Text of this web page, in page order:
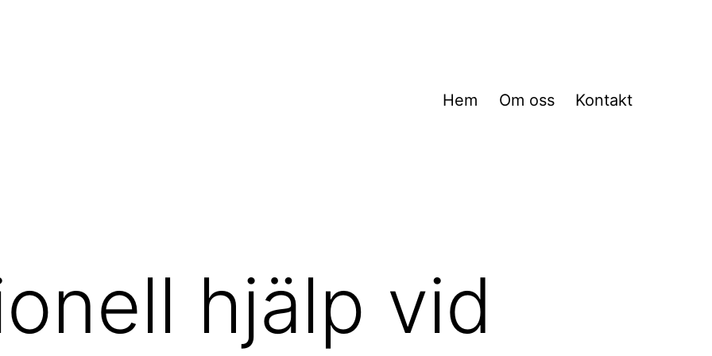
Hem Om oss Kontakt
hjälp vid